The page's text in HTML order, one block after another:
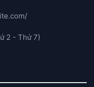
2 - Thứ 7)